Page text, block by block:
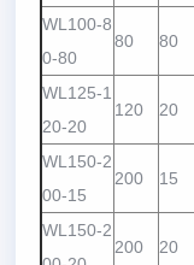
WL100-8
0-80
80 80
WL125-1
20-20
120 20
WL150-2
00-15
200 15
WL150-2
200 20